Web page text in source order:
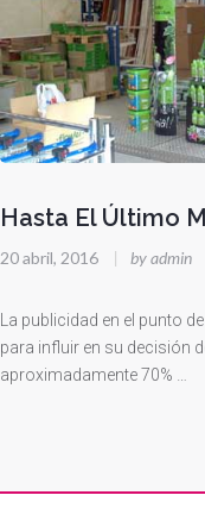
Hasta El Último
20 abril, 2016 | by admin
La publicidad en el punto
para influir en su decisión
aproximadamente 70% …